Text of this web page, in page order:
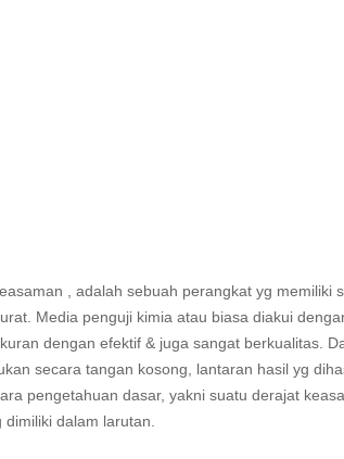
, adalah sebuah perangkat yg memiliki
Media penguji kimia atau biasa diakui
dengan efektif & juga sangat berkualitas.
secara tangan kosong, lantaran hasil yg
pengetahuan dasar, yakni suatu derajat
dalam larutan.